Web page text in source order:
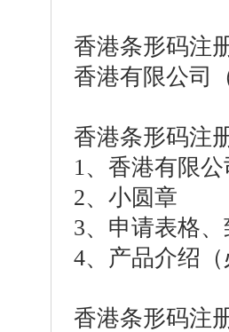
香港条形码注
香港有限公司
香港条形码注
1、香港有限
2、小圆章
3、申请表格
4、产品介绍
香港条形码注